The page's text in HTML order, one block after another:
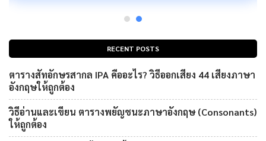
RECENT POSTS
ตารางสัทอักษรสากล IPA คืออะไร? วิธีออกเสียง 44 เสียงภาษา
อังกฤษให้ถูกต้อง
วิธีอ่านและเขียน ตารางพยัญชนะภาษาอังกฤษ (Consonants)
ให้ถูกต้อง